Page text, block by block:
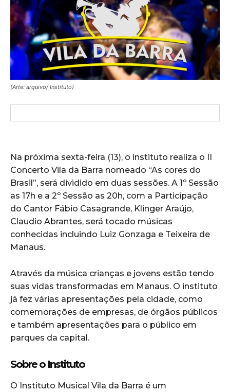
(Arte: arquivo/ Instituto)
Na próxima sexta-feira (13), o instituto realiza o II
Concerto Vila da Barra nomeado “As cores do
Brasil”, será dividido em duas sessões. A 1º Sessão
as 17h e a 2º Sessão as 20h, com a Participação
do Cantor Fábio Casagrande, Klinger Araújo,
Claudio Abrantes, será tocado músicas
conhecidas incluindo Luiz Gonzaga e Teixeira de
Manaus.
Através da música crianças e jovens estão tendo
suas vidas transformadas em Manaus. O instituto
já fez várias apresentações pela cidade, como
comemorações de empresas, de órgãos públicos
e também apresentações para o público em
parques da capital.
Sobre o Instituto
O Instituto Musical Vila da Barra é um